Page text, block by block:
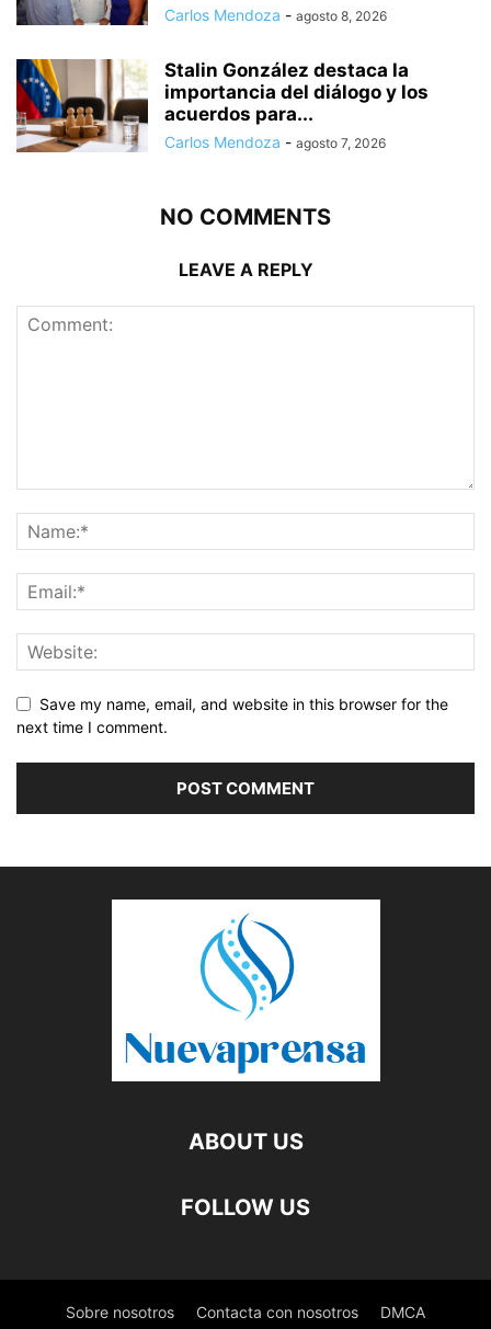
Carlos Mendoza - agosto 8, 2026
Stalin González destaca la
importancia del diálogo y los
acuerdos para...
Carlos Mendoza - agosto 7, 2026
NO COMMENTS
LEAVE A REPLY
Save my name, email, and website in this browser for the
next time I comment.
ABOUT US
FOLLOW US
Sobre nosotros Contacta con nosotros DMCA